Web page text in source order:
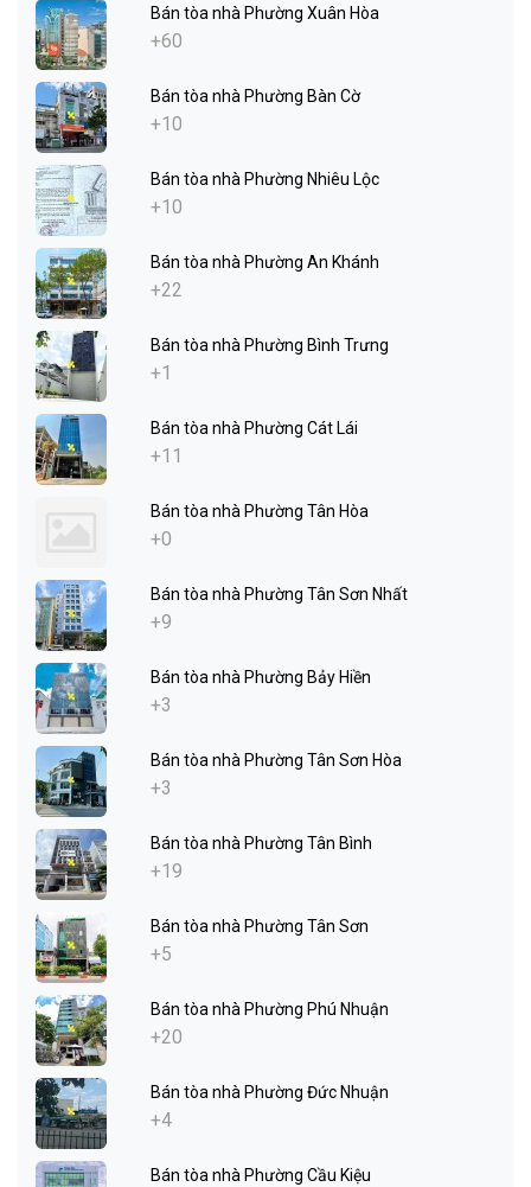
Bán tòa nhà Phường Xuân Hòa
+60
Bán tòa nhà Phường Bàn Cờ
+10
Bán tòa nhà Phường Nhiêu Lộc
+10
Bán tòa nhà Phường An Khánh
+22
Bán tòa nhà Phường Bình Trưng
+1
Bán tòa nhà Phường Cát Lái
+11
Bán tòa nhà Phường Tân Hòa
+0
Bán tòa nhà Phường Tân Sơn Nhất
+9
Bán tòa nhà Phường Bảy Hiền
+3
Bán tòa nhà Phường Tân Sơn Hòa
+3
Bán tòa nhà Phường Tân Bình
+19
Bán tòa nhà Phường Tân Sơn
+5
Bán tòa nhà Phường Phú Nhuận
+20
Bán tòa nhà Phường Đức Nhuận
+4
Bán tòa nhà Phường Cầu Kiệu